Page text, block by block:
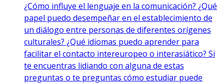
¿Cómo influye el lenguaje en la comunicación? ¿Qué
papel puedo desempeñar en el establecimiento de
un diálogo entre personas de diferentes orígenes
culturales? ¿Qué idiomas puedo aprender para
facilitar el contacto intereuropeo o interasiático? Si
te encuentras lidiando con alguna de estas
preguntas o te preguntas cómo estudiar puede